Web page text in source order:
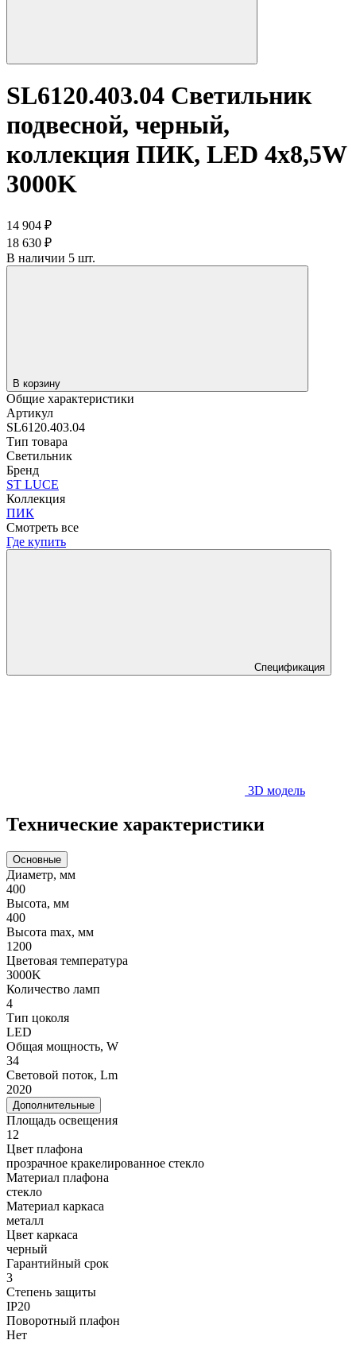
SL6120.403.04 Светильник
подвесной, черный,
коллекция ПИК, LED 4x8,5W
3000K
14 904 ₽
18 630 ₽
В наличии 5 шт.
В корзину
Общие характеристики
Артикул
SL6120.403.04
Тип товара
Светильник
Бренд
ST LUCE
Коллекция
ПИК
Смотреть все
Где купить
Спецификация
3D модель
Технические характеристики
Основные
Диаметр, мм
400
Высота, мм
400
Высота max, мм
1200
Цветовая температура
3000K
Количество ламп
4
Тип цоколя
LED
Общая мощность, W
34
Световой поток, Lm
2020
Дополнительные
Площадь освещения
12
Цвет плафона
прозрачное кракелированное стекло
Материал плафона
стекло
Материал каркаса
металл
Цвет каркаса
черный
Гарантийный срок
3
Степень защиты
IP20
Поворотный плафон
Нет